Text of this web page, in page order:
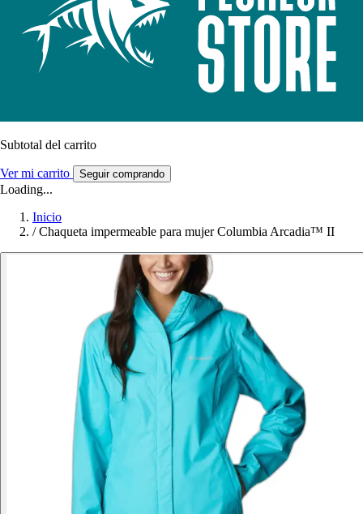
Subtotal del carrito
Ver mi carrito Seguir comprando
Loading...
Inicio
/ Chaqueta impermeable para mujer Columbia Arcadia™ II